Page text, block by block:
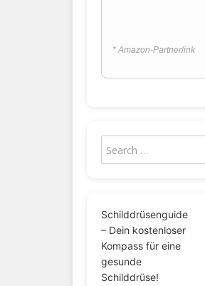
* Amazon-Partnerlink
Schilddrüsenguide
– Dein kostenloser
Kompass für eine
gesunde
Schilddrüse!